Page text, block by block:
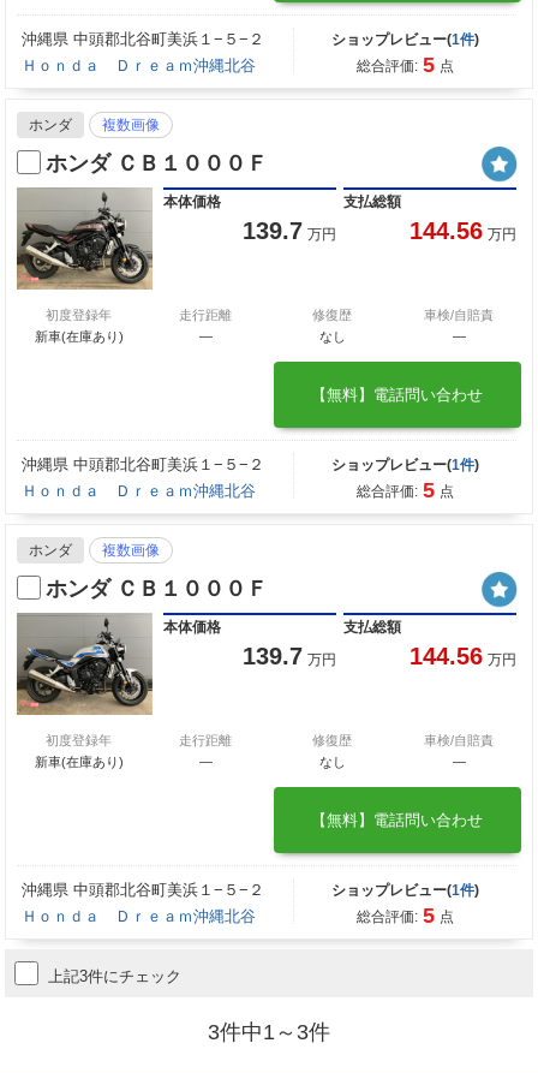
沖縄県 中頭郡北谷町美浜１−５−２
Ｈｏｎｄａ Ｄｒｅａｍ沖縄北谷
ショップレビュー(1件)
総合評価: 5 点
ホンダ 複数画像
ホンダ ＣＢ１０００Ｆ
本体価格
139.7 万円
支払総額
144.56 万円
初度登録年
新車(在庫あり)
走行距離
―
修復歴
なし
車検/自賠責
―
【無料】電話問い合わせ
沖縄県 中頭郡北谷町美浜１−５−２
Ｈｏｎｄａ Ｄｒｅａｍ沖縄北谷
ショップレビュー(1件)
総合評価: 5 点
ホンダ 複数画像
ホンダ ＣＢ１０００Ｆ
本体価格
139.7 万円
支払総額
144.56 万円
初度登録年
新車(在庫あり)
走行距離
―
修復歴
なし
車検/自賠責
―
【無料】電話問い合わせ
沖縄県 中頭郡北谷町美浜１−５−２
Ｈｏｎｄａ Ｄｒｅａｍ沖縄北谷
ショップレビュー(1件)
総合評価: 5 点
上記3件にチェック
3件中1～3件